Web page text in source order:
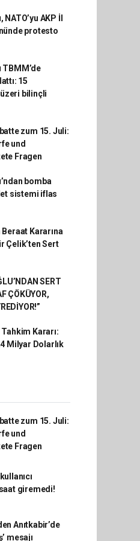
AKP İl
protesto
15
bilinçli
zum 15. Juli:
und
Fragen
bomba
sistemi iflas
Beraat Kararına
Çelik’ten Sert
SERT
ÇÖKÜYOR,
Kararı:
Milyar Dolarlık
zum 15. Juli:
und
Fragen
giremedi!
Anıtkabir’de
mesajı